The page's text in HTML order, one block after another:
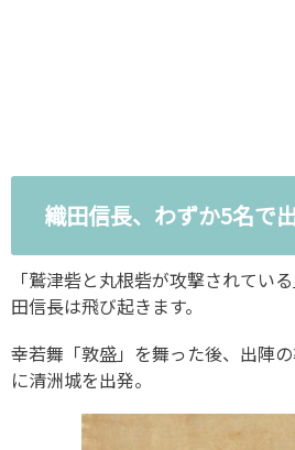
織田信長、わずか5名で
「鷲津砦と丸根砦が攻撃されてい
田信長は飛び起きます。
幸若舞「敦盛」を舞った後、出陣
に清洲城を出発。